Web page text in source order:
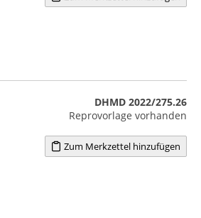
DHMD 2022/275.26
Reprovorlage vorhanden
Zum Merkzettel hinzufügen